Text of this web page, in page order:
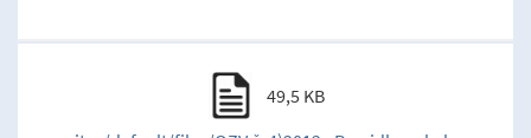
49,5 KB